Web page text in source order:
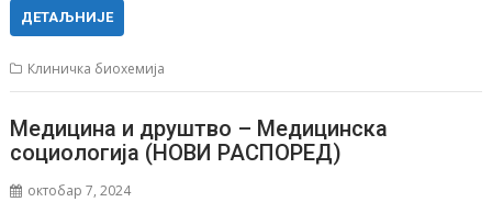
ДЕТАЉНИЈЕ
Клиничка биохемија
Медицина и друштво – Медицинска
социологија (НОВИ РАСПОРЕД)
октобар 7, 2024